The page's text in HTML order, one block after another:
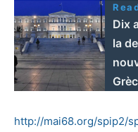
Dix
la
http://mai68.org/spip2/